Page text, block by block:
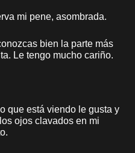
mi pene, asombrada.
bien la parte más
Le tengo mucho cariño.
que está viendo le gusta y
ojos clavados en mi